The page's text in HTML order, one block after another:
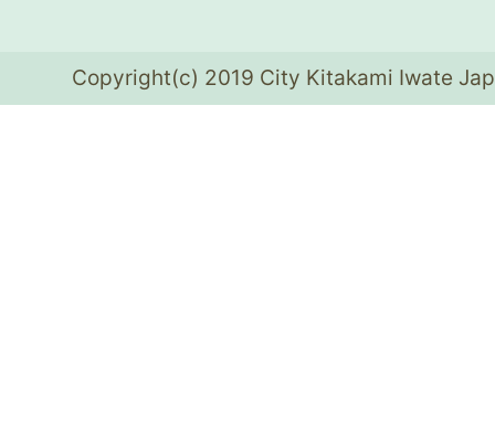
Copyright(c) 2019 City Kitakami Iwate